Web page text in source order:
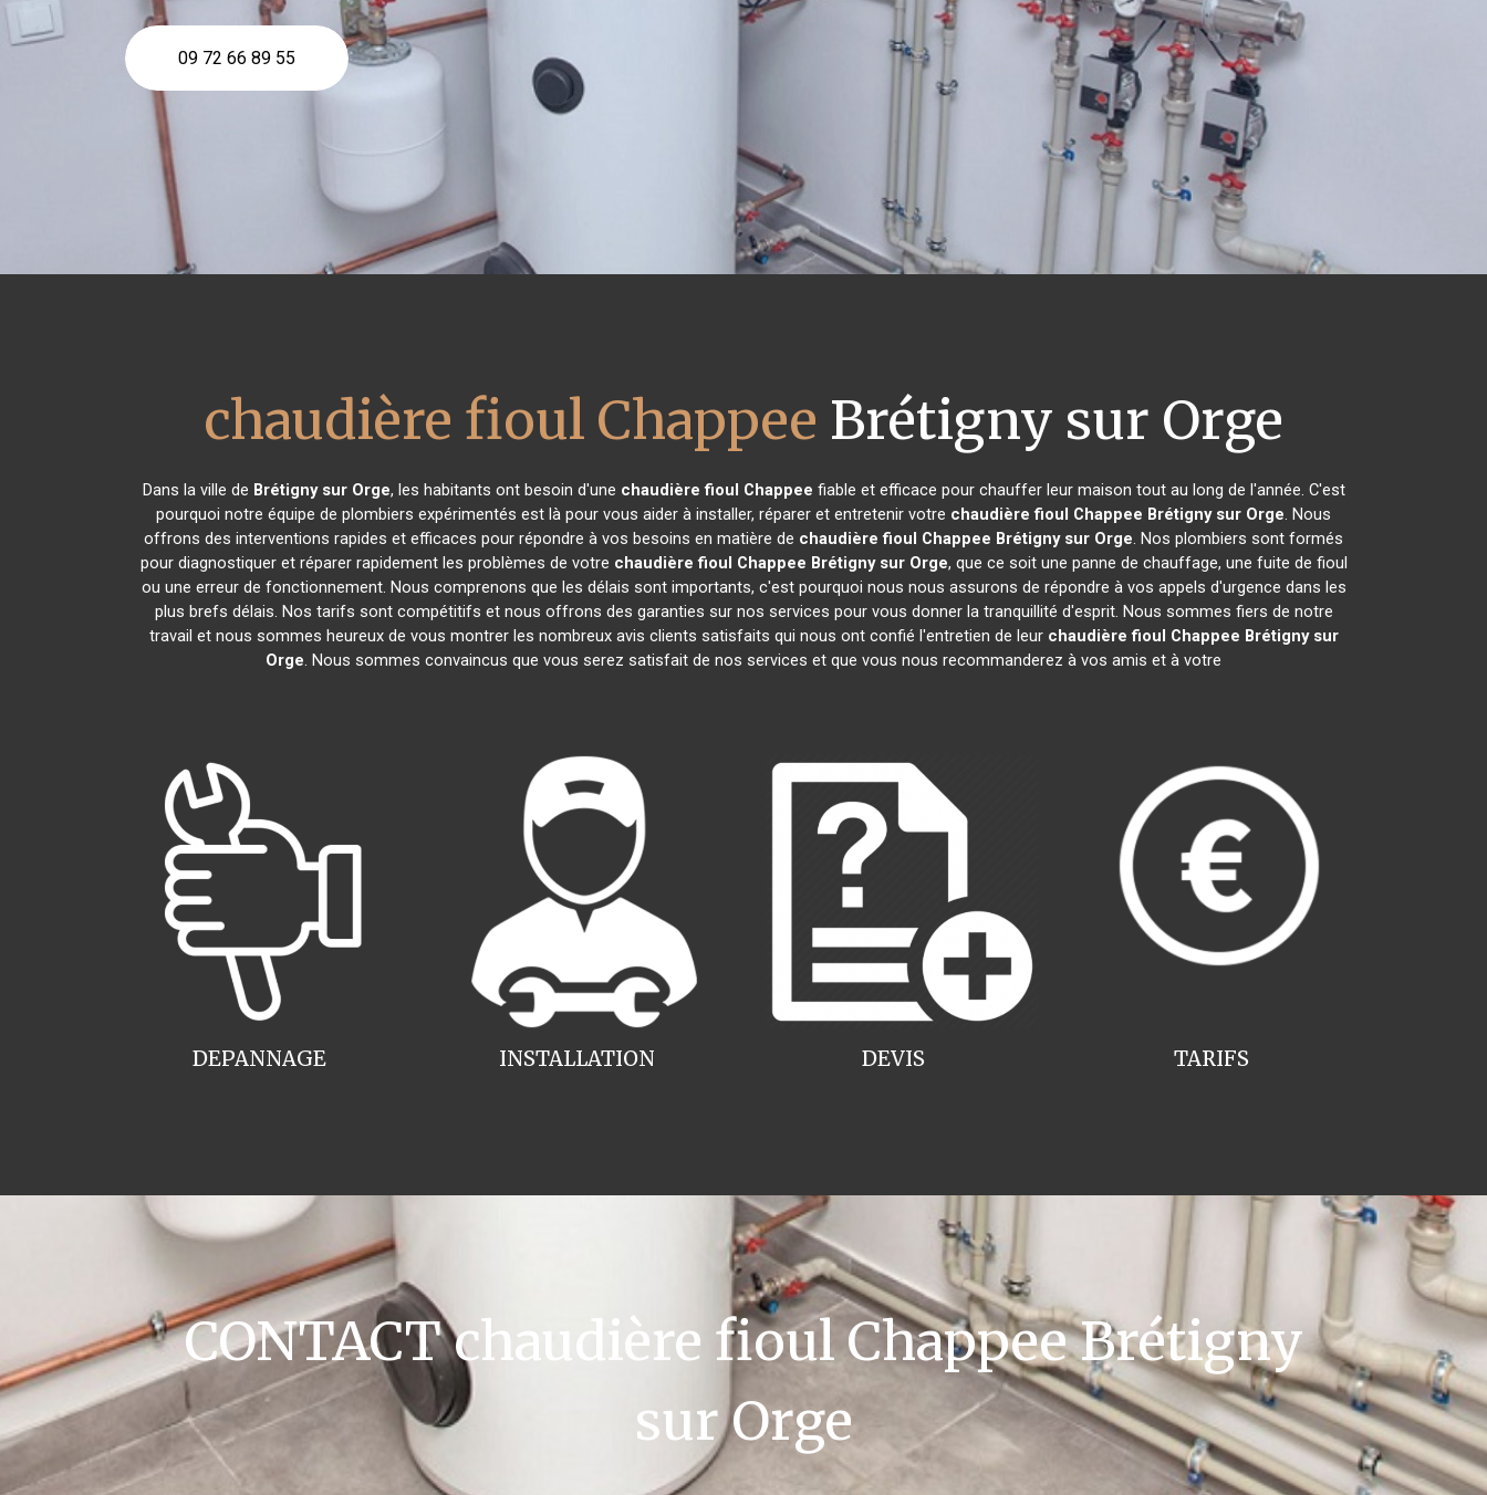
09 72 66 89 55
chaudière fioul Chappee Brétigny sur Orge
Dans la ville de Brétigny sur Orge, les habitants ont besoin d'une chaudière fioul Chappee fiable et efficace pour chauffer leur maison tout au long de l'année. C'est
pourquoi notre équipe de plombiers expérimentés est là pour vous aider à installer, réparer et entretenir votre chaudière fioul Chappee Brétigny sur Orge. Nous
offrons des interventions rapides et efficaces pour répondre à vos besoins en matière de chaudière fioul Chappee Brétigny sur Orge. Nos plombiers sont formés
pour diagnostiquer et réparer rapidement les problèmes de votre chaudière fioul Chappee Brétigny sur Orge, que ce soit une panne de chauffage, une fuite de fioul
ou une erreur de fonctionnement. Nous comprenons que les délais sont importants, c'est pourquoi nous nous assurons de répondre à vos appels d'urgence dans les
plus brefs délais. Nos tarifs sont compétitifs et nous offrons des garanties sur nos services pour vous donner la tranquillité d'esprit. Nous sommes fiers de notre
travail et nous sommes heureux de vous montrer les nombreux avis clients satisfaits qui nous ont confié l'entretien de leur chaudière fioul Chappee Brétigny sur
Orge. Nous sommes convaincus que vous serez satisfait de nos services et que vous nous recommanderez à vos amis et à votre
INSTALLATION
DEPANNAGE TARIFS
DEVIS
CONTACT chaudière fioul Chappee Brétigny
sur Orge